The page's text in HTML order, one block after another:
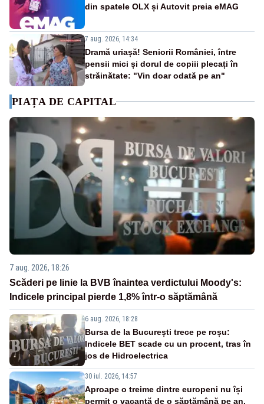
din spatele OLX și Autovit preia eMAG
7 aug. 2026, 14:34
Dramă uriașă! Seniorii României, între
pensii mici și dorul de copiii plecați în
străinătate: "Vin doar odată pe an"
PIAȚA DE CAPITAL
7 aug. 2026, 18:26
Scăderi pe linie la BVB înaintea verdictului Moody's:
Indicele principal pierde 1,8% într-o săptămână
6 aug. 2026, 18:28
Bursa de la București trece pe roșu:
Indicele BET scade cu un procent, tras în
jos de Hidroelectrica
30 iul. 2026, 14:57
Aproape o treime dintre europeni nu își
permit o vacanță de o săptămână pe an.